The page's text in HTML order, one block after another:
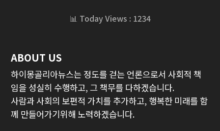
📊 Today Views : 1234
ABOUT US
하이몽골리아뉴스는 정도를 걷는 언론으로서 사회적 책
임을 성실히 수행하고, 그 책무를 다하겠습니다.
사람과 사회의 보편적 가치를 추가하고, 행복한 미래를 함
께 만들어가기위해 노력하겠습니다.